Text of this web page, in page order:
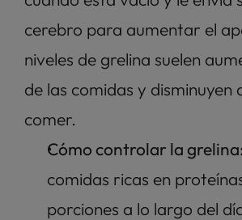
cerebro para aumentar el
niveles de grelina suelen
de las comidas y disminuyen
comer.
Cómo controlar la grelina:
comidas ricas en
porciones a lo largo del